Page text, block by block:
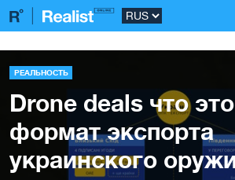
РЕАЛЬНОСТЬ
Drone deals что
формат экспорта
украинского